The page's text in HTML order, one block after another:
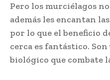
Pero los murciélagos
además les encantan
por lo que el beneficio
cerca es fantástico.
biológico que combate